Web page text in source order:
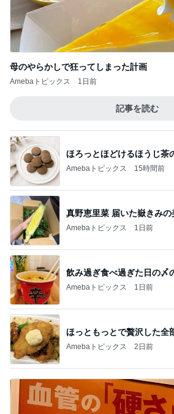
母のやらかしで狂ってしまった計画
Amebaトピックス 1日前
記事を読む
ほろっとほどけるほうじ茶
Amebaトピックス 15時間前
真野恵里菜 届いた嶽きみの
Amebaトピックス 1日前
飲み過ぎ食べ過ぎた日の〆
Amebaトピックス 1日前
ほっともっとで贅沢した全
Amebaトピックス 2日前